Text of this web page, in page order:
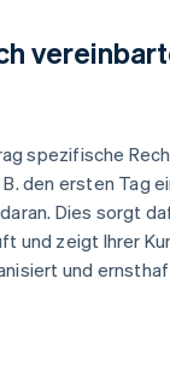
spezifische
den ersten Tag
Dies sorgt
und zeigt Ihrer
und